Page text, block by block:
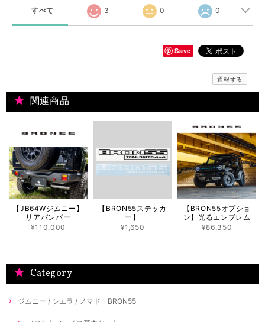
すべて 3 0 0
Save
通報する
関連商品
【JB64Wジムニー】
リアバンパー
¥110,000
【BRON55ステッカ
ー】
¥1,650
【BRON55オプショ
ン】光るエンブレム
¥86,350
Category
ジムニー / シエラ / ノマド BRON55